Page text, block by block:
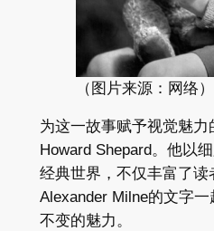
（图片来源：网络）
为​这​一​故事赋​予视觉​魅
Howard Shepard。​他​以​
经典​世界，​不仅​丰富​了​
Alexander Milne​的​文字​
不变​的​魅力。